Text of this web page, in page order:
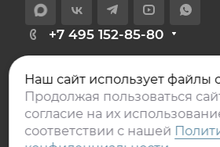
+7 495 152-85-80
129626, Москва,
проспект Мира, дом 106,
Наш сайт использует файлы
Продолжая пользоваться
согласие на их
соответствии с нашей